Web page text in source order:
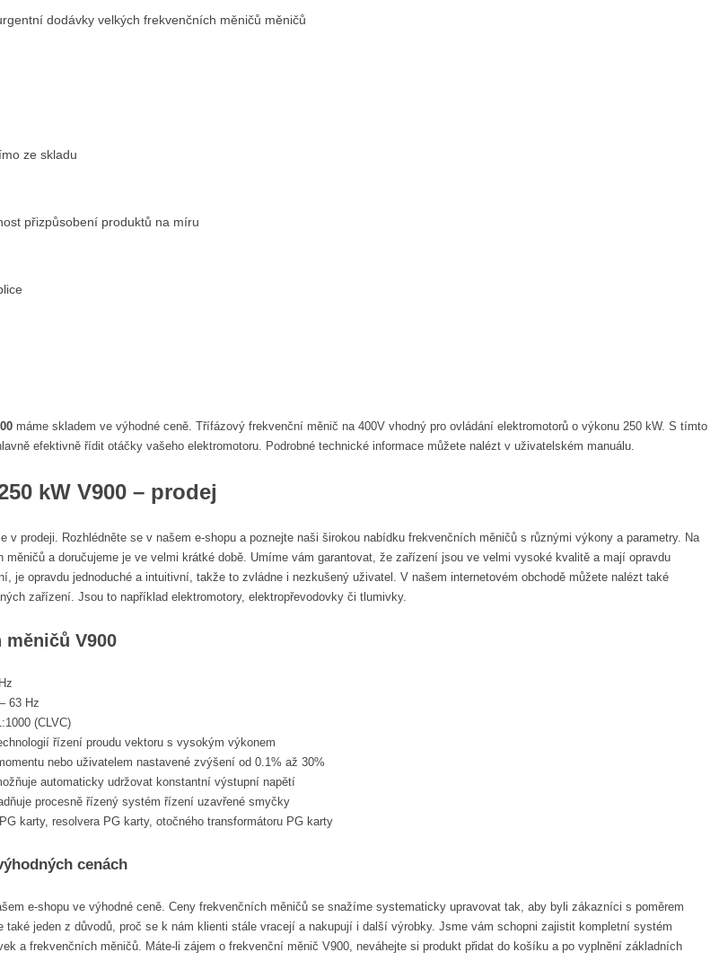
dodávky velkých frekvenčních měničů měničů
ze skladu
přizpůsobení produktů na míru
máme skladem ve výhodné ceně. Třífázový frekvenční měnič na 400V vhodný pro ovládání elektromotorů o výkonu 250 kW. S tímto
efektivně řídit otáčky vašeho elektromotoru. Podrobné technické informace můžete nalézt v uživatelském manuálu.
kW V900 – prodej
v prodeji. Rozhlédněte se v našem e-shopu a poznejte naši širokou nabídku frekvenčních měničů s různými výkony a parametry. Na
a doručujeme je ve velmi krátké době. Umíme vám garantovat, že zařízení jsou ve velmi vysoké kvalitě a mají opravdu
je opravdu jednoduché a intuitivní, takže to zvládne i nezkušený uživatel. V našem internetovém obchodě můžete nalézt také
zařízení. Jsou to například elektromotory, elektropřevodovky či tlumivky.
V900
63 Hz
(CLVC)
řízení proudu vektoru s vysokým výkonem
nebo uživatelem nastavené zvýšení od 0.1% až 30%
automaticky udržovat konstantní výstupní napětí
procesně řízený systém řízení uzavřené smyčky
karty, resolvera PG karty, otočného transformátoru PG karty
cenách
e-shopu ve výhodné ceně. Ceny frekvenčních měničů se snažíme systematicky upravovat tak, aby byli zákazníci s poměrem
také jeden z důvodů, proč se k nám klienti stále vracejí a nakupují i další výrobky. Jsme vám schopni zajistit kompletní systém
a frekvenčních měničů. Máte-li zájem o frekvenční měnič V900, neváhejte si produkt přidat do košíku a po vyplnění základních